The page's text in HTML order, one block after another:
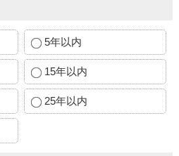
5年以内
15年以内
25年以内